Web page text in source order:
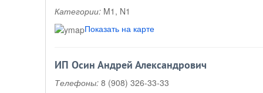
Категории: M1, N1
Показать на карте
ИП Осин Андрей Александрович
Телефоны: 8 (908) 326-33-33